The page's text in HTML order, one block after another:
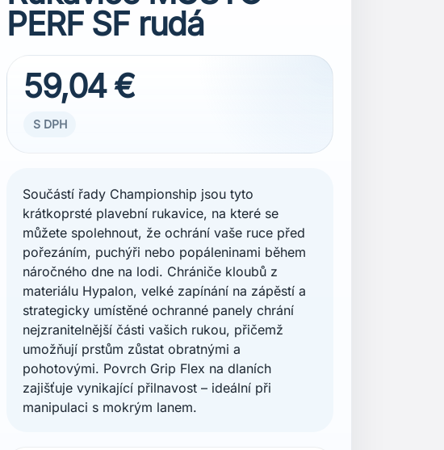
PERF SF rudá
59,04 €
S DPH
Součástí řady Championship jsou tyto
krátkoprsté plavební rukavice, na které se
můžete spolehnout, že ochrání vaše ruce před
pořezáním, puchýři nebo popáleninami během
náročného dne na lodi. Chrániče kloubů z
materiálu Hypalon, velké zapínání na zápěstí a
strategicky umístěné ochranné panely chrání
nejzranitelnější části vašich rukou, přičemž
umožňují prstům zůstat obratnými a
pohotovými. Povrch Grip Flex na dlaních
zajišťuje vynikající přilnavost – ideální při
manipulaci s mokrým lanem.